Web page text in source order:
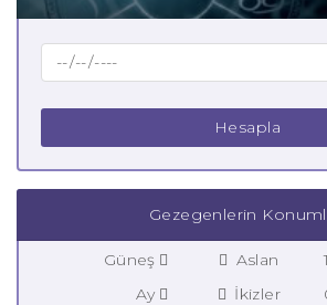
Hesapla
Gezegenlerin
Güneş Aslan
Ay
İkizler